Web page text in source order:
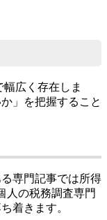
広く存在しま
」を把握すること
専門記事では所得
人の税務調査専門
着きます。